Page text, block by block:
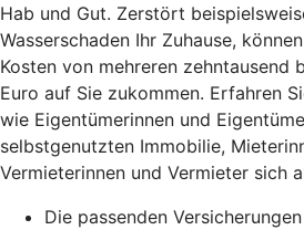
Hab und Gut. Zerstört
Wasserschaden Ihr Zuhause,
Kosten von mehreren zehntausend
Euro auf Sie zukommen. Erfahren
wie Eigentümerinnen und
selbstgenutzten Immobilie,
Vermieterinnen und Vermieter sich
Die passenden Versicherungen